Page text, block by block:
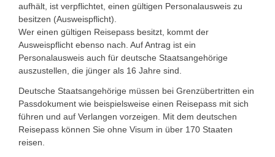
aufhält, ist verpflichtet, einen gültigen Personalausweis zu
besitzen (Ausweispflicht).
Wer einen gültigen Reisepass besitzt, kommt der
Ausweispflicht ebenso nach. Auf Antrag ist ein
Personalausweis auch für deutsche Staatsangehörige
auszustellen, die jünger als 16 Jahre sind.
Deutsche Staatsangehörige müssen bei Grenzübertritten ein
Passdokument wie beispielsweise einen Reisepass mit sich
führen und auf Verlangen vorzeigen. Mit dem deutschen
Reisepass können Sie ohne Visum in über 170 Staaten
reisen.